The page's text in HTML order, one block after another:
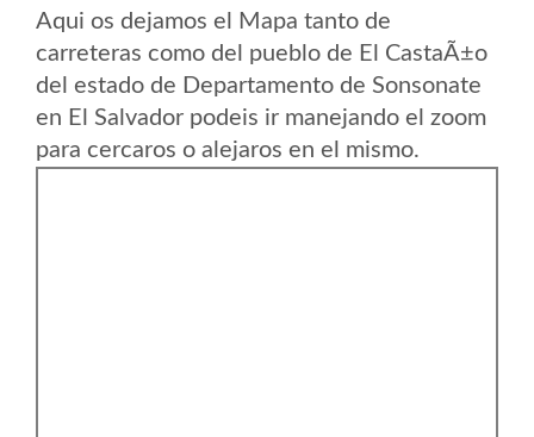
Aqui os dejamos el Mapa tanto de
carreteras como del pueblo de El CastaÃ±o
del estado de Departamento de Sonsonate
en El Salvador podeis ir manejando el zoom
para cercaros o alejaros en el mismo.